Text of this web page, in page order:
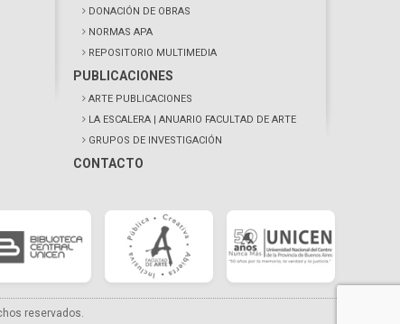
DONACIÓN DE OBRAS
NORMAS APA
REPOSITORIO MULTIMEDIA
PUBLICACIONES
ARTE PUBLICACIONES
LA ESCALERA | ANUARIO FACULTAD DE ARTE
GRUPOS DE INVESTIGACIÓN
CONTACTO
reservados.